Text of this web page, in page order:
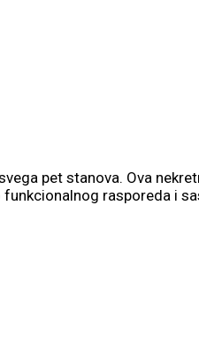
pet stanova. Ova
rasporeda i